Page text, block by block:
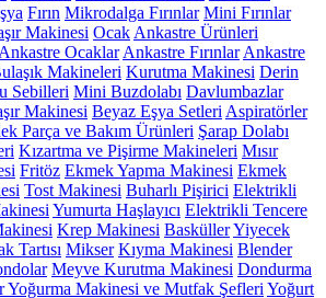
Fırın Mikrodalga Fırınlar Mini Fırınlar
Makinesi Ocak Ankastre Ürünleri
Ankastre Ocaklar Ankastre Fırınlar Ankastre
Makineleri Kurutma Makinesi Derin
Sebilleri Mini Buzdolabı Davlumbazlar
Makinesi Beyaz Eşya Setleri Aspiratörler
Parça ve Bakım Ürünleri Şarap Dolabı
Kızartma ve Pişirme Makineleri Mısır
Fritöz Ekmek Yapma Makinesi Ekmek
Tost Makinesi Buharlı Pişirici Elektrikli
Yumurta Haşlayıcı Elektrikli Tencere
Krep Makinesi BasküllerYiyecek
Tartısı Mikser Kıyma Makinesi Blender
Meyve Kurutma Makinesi Dondurma
Yoğurma Makinesi ve Mutfak Şefleri Yoğurt